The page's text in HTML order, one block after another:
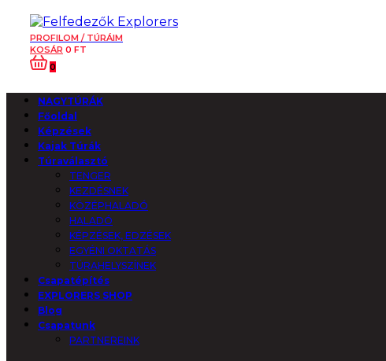
PROFILOM / TÚRÁIM
KOSÁR 0 FT
0
NAGYTÚRÁK
Főoldal
Képzések
Kajak Túrák
Túraválasztó
TENGER
KEZDÉSNEK
KÖZÉPHALADÓ
HALADÓ
KÉPZÉSEK, EDZÉSEK
EGYÉNI OKTATÁS
TÚRAHELYSZÍNEK
Csapatépítés
EXPLORERS SHOP
Blog
Csapatunk
PARTNEREINK